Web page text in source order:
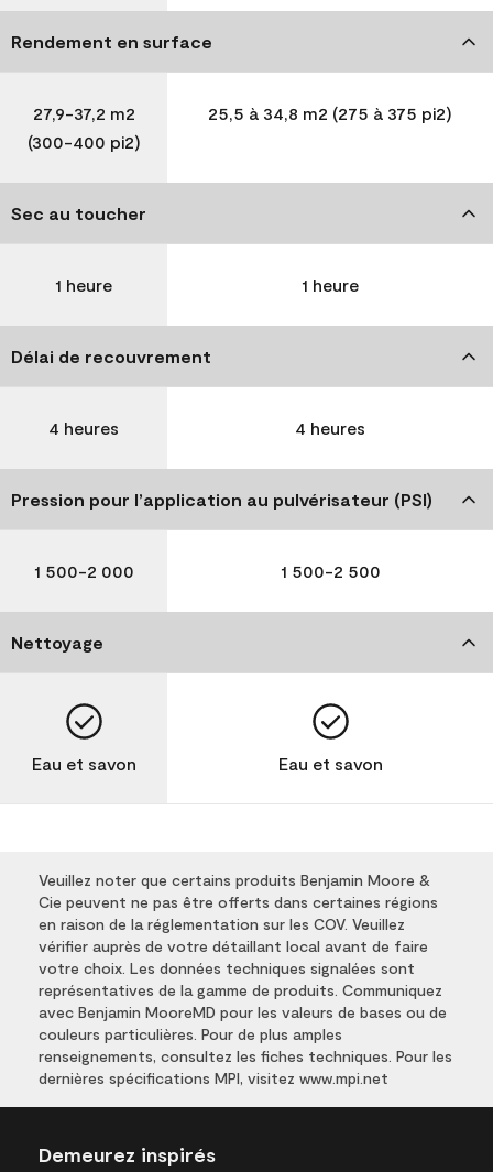
Rendement en surface
27,9-37,2 m2
(300-400 pi2)
25,5 à 34,8 m2 (275 à 375 pi2)
Sec au toucher
1 heure 1 heure
Délai de recouvrement
4 heures 4 heures
Pression pour l’application au pulvérisateur (PSI)
1 500-2 000 1 500-2 500
Nettoyage
Eau et savon Eau et savon
Veuillez noter que certains produits Benjamin Moore &
Cie peuvent ne pas être offerts dans certaines régions
en raison de la réglementation sur les COV. Veuillez
vérifier auprès de votre détaillant local avant de faire
votre choix. Les données techniques signalées sont
représentatives de la gamme de produits. Communiquez
avec Benjamin MooreMD pour les valeurs de bases ou de
couleurs particulières. Pour de plus amples
renseignements, consultez les fiches techniques. Pour les
dernières spécifications MPI, visitez www.mpi.net
Demeurez inspirés